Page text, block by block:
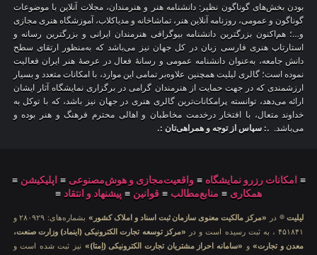
بودن بخش‌های گوناگون نظیر: دانشنامه هنر و هنرمندان، مجلات آنلاین با موضوعات
گوناگون و عمومی، روزنامه آنلاین هنر، تماشاخانه و مدیاکلاب، آموزشگاه هنری مجازی
و…؛ هم‌اکنون بزرگترین دانشنامه بیوگرافی هنرمندان ایرانی و بزرگترین رسانه و
استارتاپ هنری فارسی زبان در کل جهان نیز می‌باشد که به‌منظور ارتقای سطح
دانش جامعه، به‌عنوان دانشنامه عمومی و رسانهٔ فعال در عرصهٔ هنر ایران فعالیت
نموده است؛ گالری لیلیت همچنین علاوه‌بر تمامی این موارد، با امکانات متعدد و بسیار
ارزشمندی که در جهت حمایت از هنرمندان گرامی در برگزاری نمایشگاه آثار ایشان
ارائه می‌دهد، توانسته پرامکانات‌ترین گالری هنری در جهان نیز باشد، که با توکل به
خداوند متعال، با افتخار درخدمت مخاطبان و اهالی محترم فرهنگ و هنر بوده و
می‌باشد. .: سپاس از توجه و همراهی‌تان :.
≡ امکانات رزرو نمایشگاه ≡واقعیت‌مجازی و هوش‌مصنوعی ≡ اپلیکیشن ≡
همکاری ≡ منابع‌مطالب ≡ قوانین ≡ پیشنهاد و انتقاد ≡
لیلیت® در «مرکز مالکیت معنوی سازمان ثبت اسناد و املاک کشور»
بشماره‌های: ۲۸۰۹۲۹ و
۴۵۱۸۴۱ ، به ثبت رسیده است و در
«مرکز توسعه تجارت الکترونیکی (اینماد) وزارت صنعت،
معدن و تجارت»و «سامانه احراز مشتریان تجارت الکترونیکی (اِمتا)» نیز ثبت شده است و